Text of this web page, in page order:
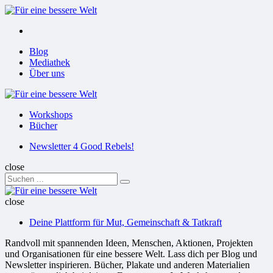
Menu
Menu
Blog
Mediathek
Über uns
Für
Workshops
Bücher
SuchenNewsletter 4 Good Rebels!
close
Search
for:
Suchen
Für
Welt
close
Deine Plattform für Mut, Gemeinschaft & Tatkraft
Randvoll mit spannenden Ideen, Menschen, Aktionen, Projekten
und Organisationen für eine bessere Welt. Lass dich per Blog und
Newsletter inspirieren. Bücher, Plakate und anderen Materialien